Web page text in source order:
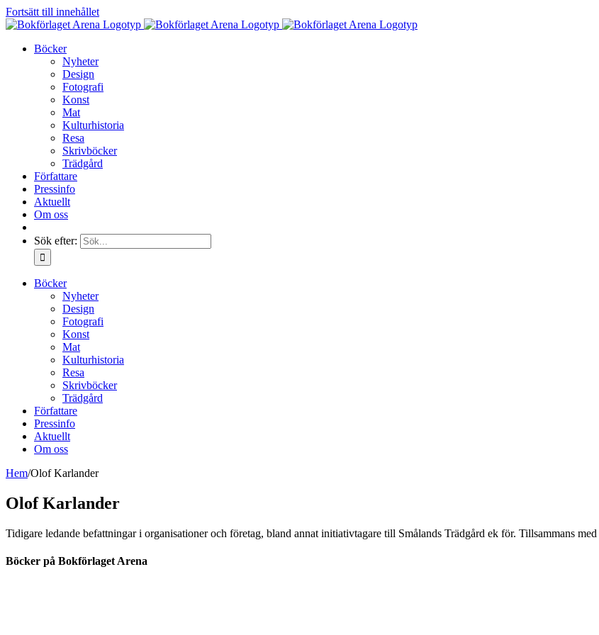
Fortsätt till innehållet
Böcker
Nyheter
Design
Fotografi
Konst
Mat
Kulturhistoria
Resa
Skrivböcker
Trädgård
Författare
Pressinfo
Aktuellt
Om oss
Sök efter:
Böcker
Nyheter
Design
Fotografi
Konst
Mat
Kulturhistoria
Resa
Skrivböcker
Trädgård
Författare
Pressinfo
Aktuellt
Om oss
Hem/Olof Karlander
Olof Karlander
Tidigare ledande befattningar i organisa­tioner och företag, bland annat initiativtagare till Smålands Trädgård ek för. Tillsammans med
Böcker på Bokförlaget Arena